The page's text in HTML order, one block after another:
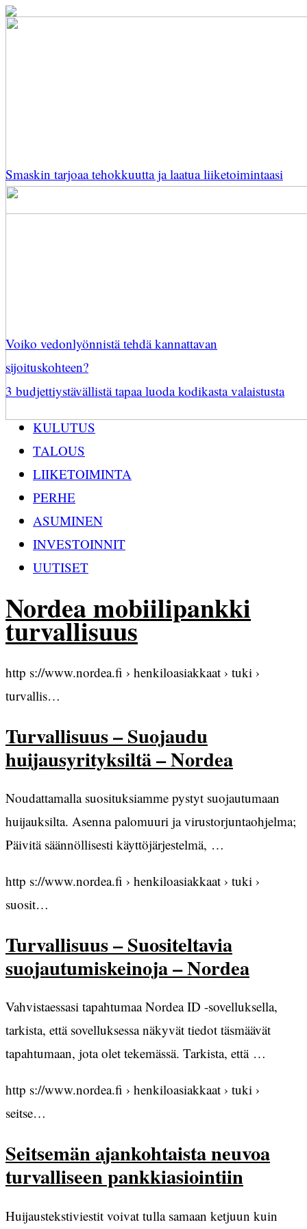
Smaskin tarjoaa tehokkuutta ja laatua liiketoimintaasi
Voiko vedonlyönnistä tehdä kannattavan
sijoituskohteen?
3 budjettiystävällistä tapaa luoda kodikasta valaistusta
KULUTUS
TALOUS
LIIKETOIMINTA
PERHE
ASUMINEN
INVESTOINNIT
UUTISET
Nordea mobiilipankki
turvallisuus
http s://www.nordea.fi › henkiloasiakkaat › tuki ›
turvallis…
Turvallisuus – Suojaudu
huijausyrityksiltä – Nordea
Noudattamalla suosituksiamme pystyt suojautumaan
huijauksilta. Asenna palomuuri ja virustorjuntaohjelma;
Päivitä säännöllisesti käyttöjärjestelmä, …
http s://www.nordea.fi › henkiloasiakkaat › tuki ›
suosit…
Turvallisuus – Suositeltavia
suojautumiskeinoja – Nordea
Vahvistaessasi tapahtumaa Nordea ID -sovelluksella,
tarkista, että sovelluksessa näkyvät tiedot täsmäävät
tapahtumaan, jota olet tekemässä. Tarkista, että …
http s://www.nordea.fi › henkiloasiakkaat › tuki ›
seitse…
Seitsemän ajankohtaista neuvoa
turvalliseen pankkiasiointiin
Huijaustekstiviestit voivat tulla samaan ketjuun kuin